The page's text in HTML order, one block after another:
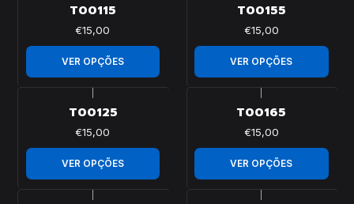
T00115
€15,00
VER OPÇÕES
T00155
€15,00
VER OPÇÕES
T00125
€15,00
VER OPÇÕES
T00165
€15,00
VER OPÇÕES